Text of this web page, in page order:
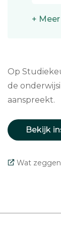
+
Op
de
aanspreekt.
Bekijk
Wat zeggen